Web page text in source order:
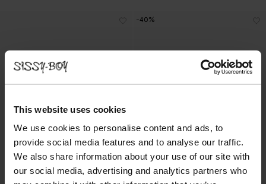
This website uses cookies
We use cookies to personalise content and ads, to
provide social media features and to analyse our traffic.
We also share information about your use of our site with
our social media, advertising and analytics partners who
-40%